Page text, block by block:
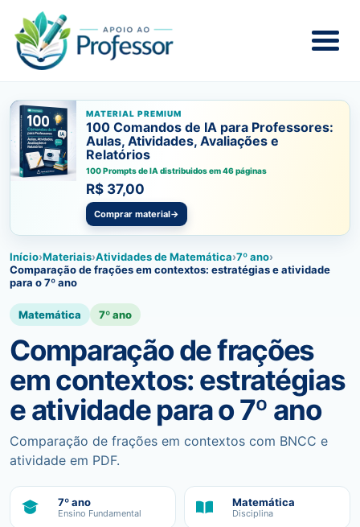
MATERIAL PREMIUM
100 Comandos de IA para Professores:
Aulas, Atividades, Avaliações e
Relatórios
100 Prompts de IA distribuidos em 46 páginas
R$ 37,00
Comprar material→
Início›Materiais›Atividades de Matemática›7º ano›
Comparação de frações em contextos: estratégias e atividade
para o 7º ano
Matemática 7º ano
Comparação de frações
em contextos: estratégias
e atividade para o 7º ano
Comparação de frações em contextos com BNCC e
atividade em PDF.
7º ano
Ensino Fundamental
Matemática
Disciplina